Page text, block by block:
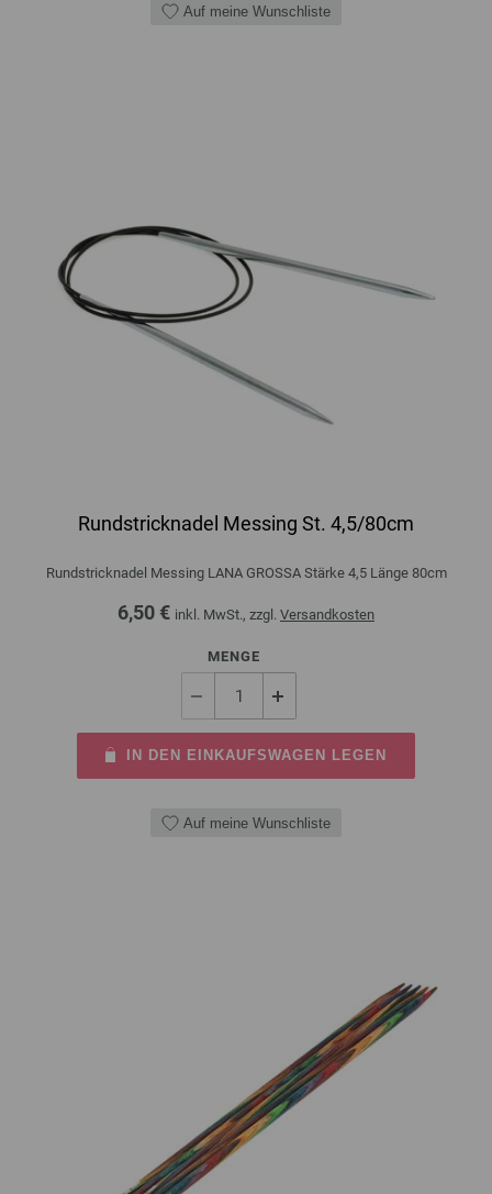
Auf meine Wunschliste
Rundstricknadel Messing St. 4,5/80cm
Rundstricknadel Messing LANA GROSSA Stärke 4,5 Länge 80cm
6,50 € inkl. MwSt., zzgl. Versandkosten
MENGE
IN DEN EINKAUFSWAGEN LEGEN
Auf meine Wunschliste